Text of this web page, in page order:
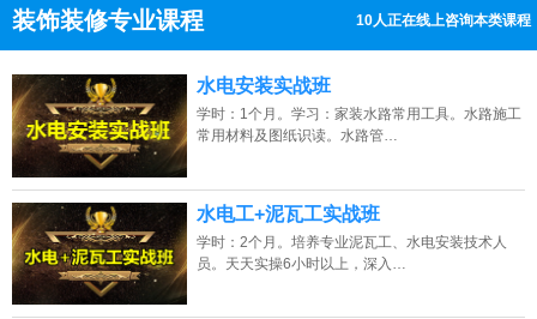
装饰装修专业课程 10人正在线上咨询本类课程
点击免费咨询电话：13807313137
水电安装实战班
学时：1个月。学习：家装水路常用工具。水路施工
常用材料及图纸识读。水路管…
水电工+泥瓦工实战班
学时：2个月。培养专业泥瓦工、水电安装技术人
员。天天实操6小时以上，深入…